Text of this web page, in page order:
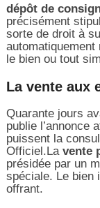
dépôt de
précisément
sorte de droit à
automatiquement
le bien ou tout
La vente aux
Quarante jours
publie l’annonce
puissent la
Officiel.La vente
présidée par un
spéciale. Le bien
offrant.